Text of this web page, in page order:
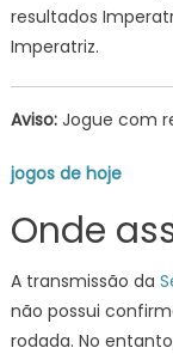
resultados
Imperatriz.
Aviso:Jogue com
jogos de hoje
Onde
A transmissão da
não possui
rodada. No